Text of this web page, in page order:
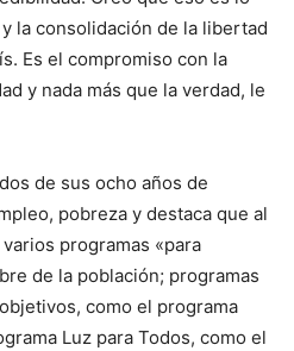
la consolidación de la libertad
Es el compromiso con la
y nada más que la verdad, le
de sus ocho años de
pobreza y destaca que al
programas «para
de la población; programas
como el programa
Luz para Todos, como el